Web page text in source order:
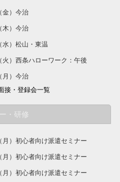
金）今治
木）今治
水）松山・東温
火）西条ハローワーク：午後
月）今治
接・登録会一覧
・研修
月）初心者向け派遣セミナー
月）初心者向け派遣セミナー
月）初心者向け派遣セミナー